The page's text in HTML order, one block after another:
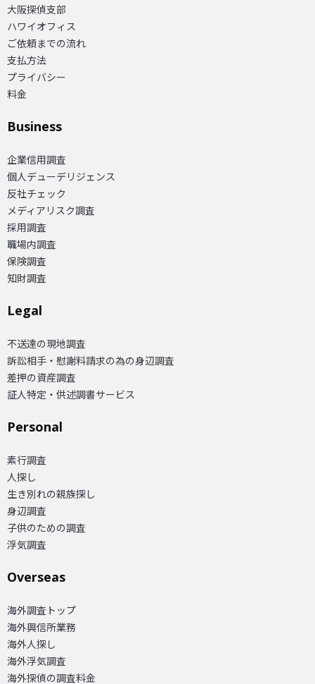
大阪探偵支部
ハワイオフィス
ご依頼までの流れ
支払方法
プライバシー
料金
Business
企業信用調査
個人デューデリジェンス
反社チェック
メディアリスク調査
採用調査
職場内調査
保険調査
知財調査
Legal
不送達の現地調査
訴訟相手・慰謝料請求の為の身辺調査
差押の資産調査
証人特定・供述調書サービス
Personal
素行調査
人探し
生き別れの親族探し
身辺調査
子供のための調査
浮気調査
Overseas​
海外調査トップ
海外興信所業務
海外人探し
海外浮気調査
海外探偵の調査料金